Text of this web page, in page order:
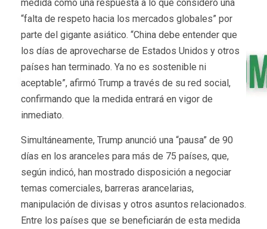
medida como una respuesta a lo que consideró una
“falta de respeto hacia los mercados globales” por
parte del gigante asiático. “China debe entender que
los días de aprovecharse de Estados Unidos y otros
países han terminado. Ya no es sostenible ni
aceptable”, afirmó Trump a través de su red social,
confirmando que la medida entrará en vigor de
inmediato.
Simultáneamente, Trump anunció una “pausa” de 90
días en los aranceles para más de 75 países, que,
según indicó, han mostrado disposición a negociar
temas comerciales, barreras arancelarias,
manipulación de divisas y otros asuntos relacionados.
Entre los países que se beneficiarán de esta medida